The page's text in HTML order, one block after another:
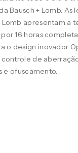
Bausch + Lomb. As
Lomb apresentam a
16 horas
o design inovador
de
e ofuscamento.